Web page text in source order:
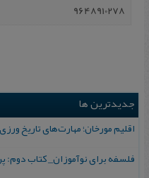
9648910278
جدیدترین ها
اقلیم مورخان؛ مهارت‌های تاریخ
فلسفه برای نوآموزان_ کتاب